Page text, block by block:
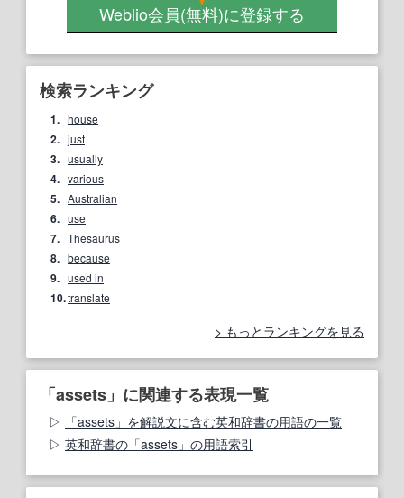
Weblio会員(無料)に登録する
検索ランキング
1. house
2. just
3. usually
4. various
5. Australian
6. use
7. Thesaurus
8. because
9. used in
10.translate
もっとランキングを見る
「assets」に関連する表現一覧
「assets」を解説文に含む英和辞書の用語の一覧
英和辞書の「assets」の用語索引